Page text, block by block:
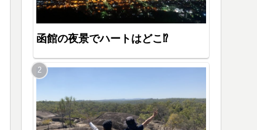
函館の夜景でハートはどこ⁉